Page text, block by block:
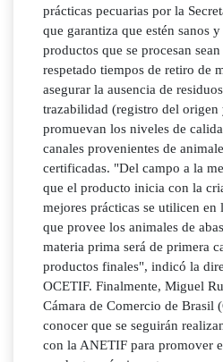
prácticas pecuarias por la
que garantiza que estén sanos
productos que se procesan
respetado tiempos de retiro de
asegurar la ausencia de
trazabilidad (registro del origen
promuevan los niveles de
canales provenientes de
certificadas. "Del campo a la
que el producto inicia con la
mejores prácticas se utilicen
que provee los animales de
materia prima será de primera
productos finales", indicó la
OCETIF. Finalmente, Miguel
Cámara de Comercio de Brasil
conocer que se seguirán
con la ANETIF para promover